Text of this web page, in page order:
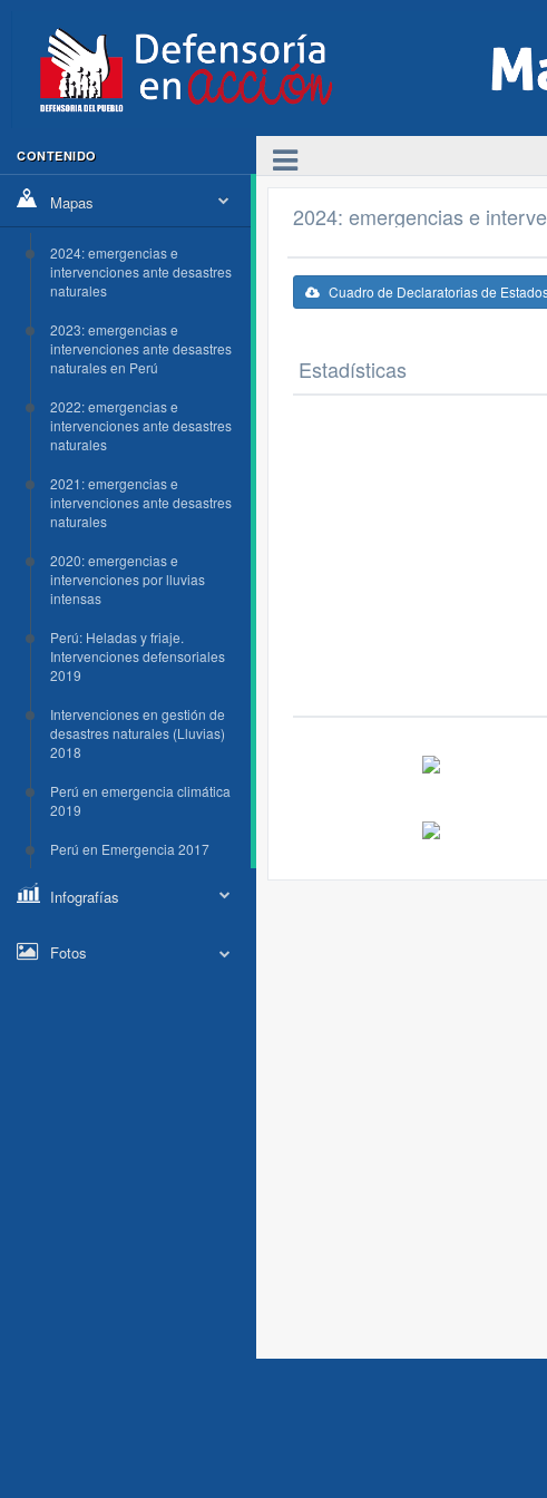
CONTENIDO
Mapas
2024: emergencias e
intervenciones ante desastres
naturales
2023: emergencias e
intervenciones ante desastres
naturales en Perú
2022: emergencias e
intervenciones ante desastres
naturales
2021: emergencias e
intervenciones ante desastres
naturales
2020: emergencias e
intervenciones por lluvias
intensas
Perú: Heladas y friaje.
Intervenciones defensoriales
2019
Intervenciones en gestión de
desastres naturales (Lluvias)
2018
Perú en emergencia climática
2019
Perú en Emergencia 2017
Infografías
Fotos
2024: emergencias e
Cuadro de Declaratorias de
Estadísticas